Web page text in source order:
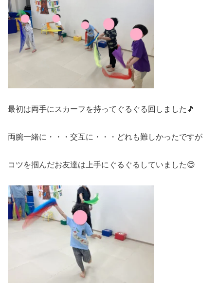
最初は両手にスカーフを持ってぐるぐる回しました🎵
両腕一緒に・・・交互に・・・どれも難しかったですが
コツを掴んだお友達は上手にぐるぐるしていました😊